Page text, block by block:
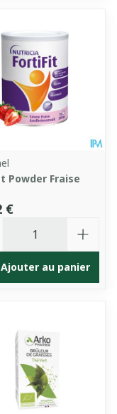
Powder Fraise
€
Ajouter au panier